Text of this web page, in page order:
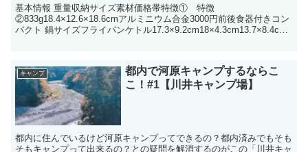
基本情報 重量収納サイズ素材価格帯特徴① 特徴
②833g18.4×12.6×18.6cmアルミニウム合金3000円前後食器付きコン
パクト 鍋サイズフライパンケトル17.3×9.2cm18×4.3cm13.7×8.4cm
キャンプ
都内で河原キャンプするならこ
こ！#1【川井キャンプ場】
都内に住んでいるけど河原キャンプってできるの？都内済みでもそも
そもキャンプって出来るの？との疑問を解消するのがこの「川井キャ